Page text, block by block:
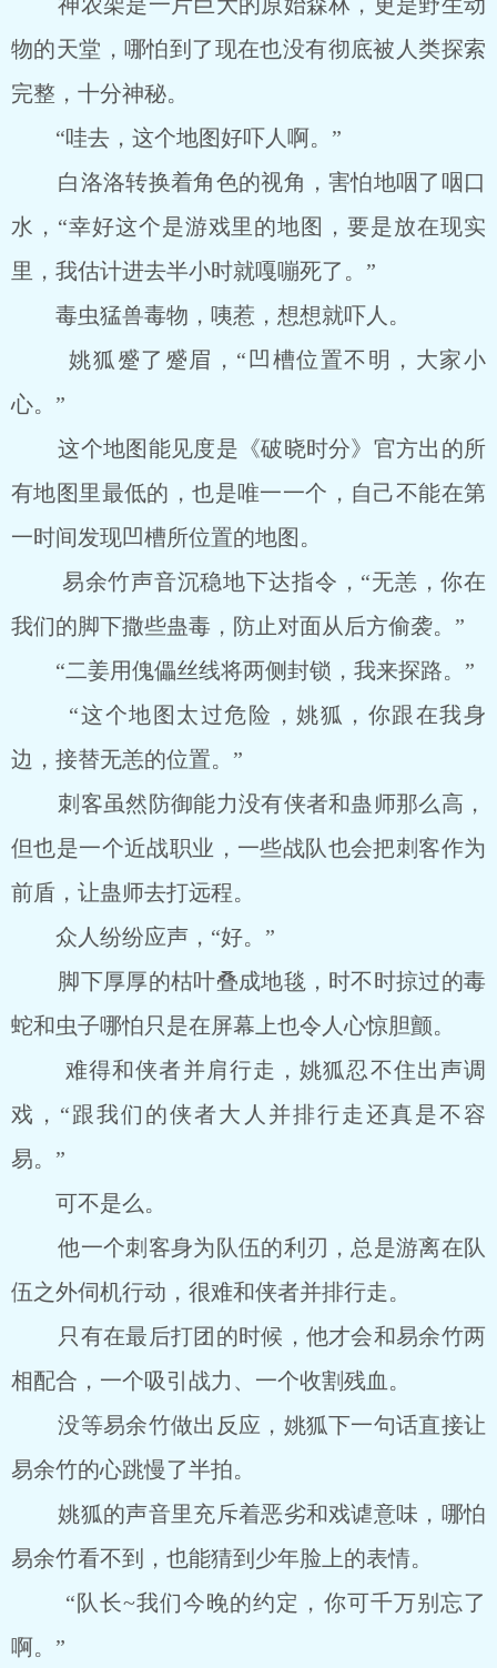
物的天堂，哪怕到了现在也没有彻底被人类探索
完整，十分神秘。
“哇去，这个地图好吓人啊。”
白洛洛转换着角色的视角，害怕地咽了咽口
水，“幸好这个是游戏里的地图，要是放在现实
里，我估计进去半小时就嘎嘣死了。”
毒虫猛兽毒物，咦惹，想想就吓人。
姚狐蹙了蹙眉，“凹槽位置不明，大家小
心。”
这个地图能见度是《破晓时分》官方出的所
有地图里最低的，也是唯一一个，自己不能在第
一时间发现凹槽所位置的地图。
易余竹声音沉稳地下达指令，“无恙，你在
我们的脚下撒些蛊毒，防止对面从后方偷袭。”
“二姜用傀儡丝线将两侧封锁，我来探路。”
“这个地图太过危险，姚狐，你跟在我身
边，接替无恙的位置。”
刺客虽然防御能力没有侠者和蛊师那么高，
但也是一个近战职业，一些战队也会把刺客作为
前盾，让蛊师去打远程。
众人纷纷应声，“好。”
脚下厚厚的枯叶叠成地毯，时不时掠过的毒
蛇和虫子哪怕只是在屏幕上也令人心惊胆颤。
难得和侠者并肩行走，姚狐忍不住出声调
戏，“跟我们的侠者大人并排行走还真是不容
易。”
可不是么。
他一个刺客身为队伍的利刃，总是游离在队
伍之外伺机行动，很难和侠者并排行走。
只有在最后打团的时候，他才会和易余竹两
相配合，一个吸引战力、一个收割残血。
没等易余竹做出反应，姚狐下一句话直接让
易余竹的心跳慢了半拍。
姚狐的声音里充斥着恶劣和戏谑意味，哪怕
易余竹看不到，也能猜到少年脸上的表情。
“队长~我们今晚的约定，你可千万别忘了
啊。”